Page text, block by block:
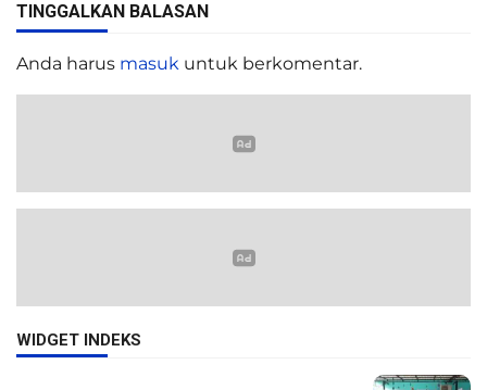
TINGGALKAN BALASAN
Anda harus masuk untuk berkomentar.
WIDGET INDEKS